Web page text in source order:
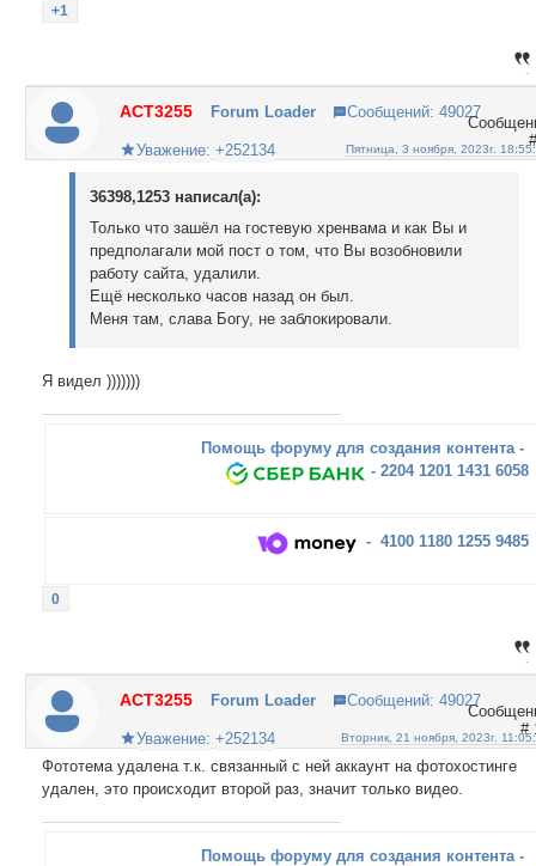
+1
Пятница, 3 ноября, 2023г.
ACT3255 Forum Loader Сообщений: 49027
Уважение: +252134
36398,1253 написал(а):
Только что зашёл на гостевую хренвама и как Вы и
предполагали мой пост о том, что Вы возобновили
работу сайта, удалили.
Ещё несколько часов назад он был.
Меня там, слава Богу, не заблокировали.
Я видел )))))))
Помощь форуму для создания контента -
- 2204 1201 1431 6058
- 4100 1180 1255 9485
0
Вторник, 21 ноября, 2023г.
ACT3255 Forum Loader Сообщений: 49027
Уважение: +252134
Фототема удалена т.к. связанный с ней аккаунт на фотохостинге
удален, это происходит второй раз, значит только видео.
Помощь форуму для создания контента -